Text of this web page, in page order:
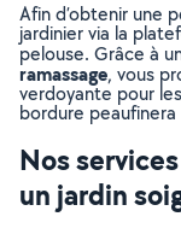
Afin d’obtenir une
jardinier via la
pelouse. Grâce à
ramassage, vous
verdoyante pour
bordure
Nos
un jardin